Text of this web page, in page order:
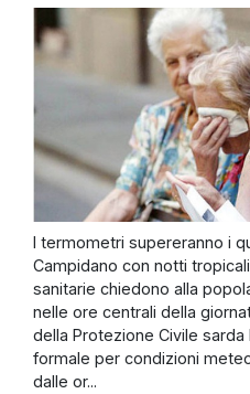
I termometri supereranno i
Campidano con notti
sanitarie chiedono alla
nelle ore centrali della
della Protezione Civile
formale per condizioni
dalle or...